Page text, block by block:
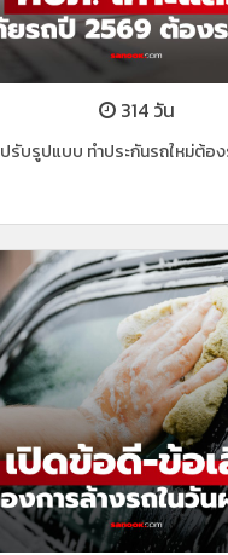
314 วัน
รับรูปแบบ ทำประกันรถใหม่ต้อ